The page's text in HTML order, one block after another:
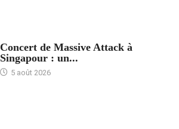
Concert de Massive Attack à
Singapour : un...
5 août 2026